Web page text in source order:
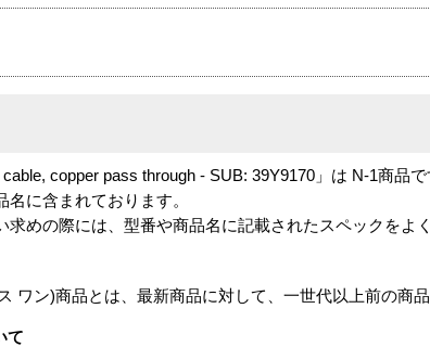
cable, copper pass through - SUB: 39Y9170」は N-1商品で
名に含まれております。
求めの際には、型番や商品名に記載されたスペックをよ
ワン)商品とは、最新商品に対して、一世代以上前の商品
て